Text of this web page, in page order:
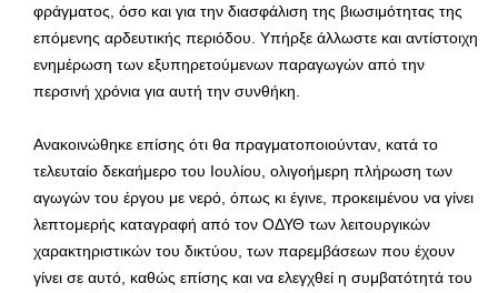
φράγματος, όσο και για την διασφάλιση της βιωσιμότητας της
επόμενης αρδευτικής περιόδου. Υπήρξε άλλωστε και αντίστοιχη
ενημέρωση των εξυπηρετούμενων παραγωγών από την
περσινή χρόνια για αυτή την συνθήκη.
Ανακοινώθηκε επίσης ότι θα πραγματοποιούνταν, κατά το
τελευταίο δεκαήμερο του Ιουλίου, ολιγοήμερη πλήρωση των
αγωγών του έργου με νερό, όπως κι έγινε, προκειμένου να γίνει
λεπτομερής καταγραφή από τον ΟΔΥΘ των λειτουργικών
χαρακτηριστικών του δικτύου, των παρεμβάσεων που έχουν
γίνει σε αυτό, καθώς επίσης και να ελεγχθεί η συμβατότητά του